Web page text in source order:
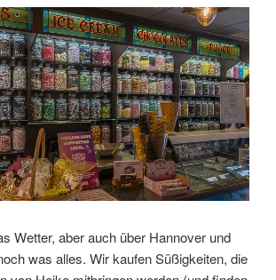
Wetter, aber auch über Hannover und
was alles. Wir kaufen Süßigkeiten, die